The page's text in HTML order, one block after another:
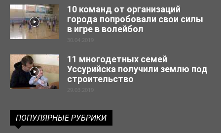
10 команд от организаций
города попробовали свои силы
в игре в волейбол
30.04.2019
11 многодетных семей
Уссурийска получили землю под
строительство
29.03.2019
ПОПУЛЯРНЫЕ РУБРИКИ